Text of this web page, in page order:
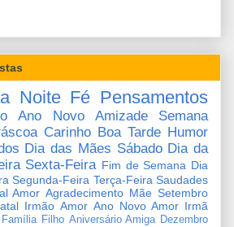
Noite Fé Pensamentos
Ano Novo Amizade
Semana
Carinho Boa Tarde Humor
Dia das Mães Sábado Dia da
Sexta-Feira Fim de Semana Dia
Segunda-Feira Terça-Feira Saudades
Amor Agradecimento Mãe Setembro
Irmão Amor Ano Novo Amor Irmã
Família Filho Aniversário Amiga Dezembro